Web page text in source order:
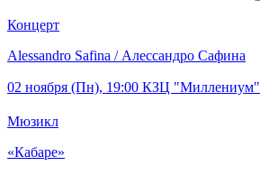
Концерт
Alessandro Safina / Алессандро Сафина
02 ноября (Пн), 19:00 КЗЦ "Миллениум"
Мюзикл
«Кабаре»